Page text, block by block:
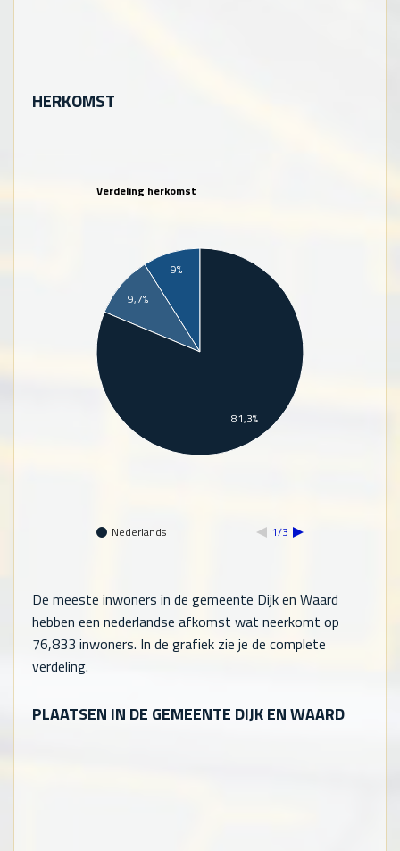
HERKOMST
Verdeling herkomst
Nederlands 1/3
9%
9,7%
81,3%
De meeste inwoners in de gemeente Dijk en Waard
hebben een nederlandse afkomst wat neerkomt op
76,833 inwoners. In de grafiek zie je de complete
verdeling.
PLAATSEN IN DE GEMEENTE DIJK EN WAARD